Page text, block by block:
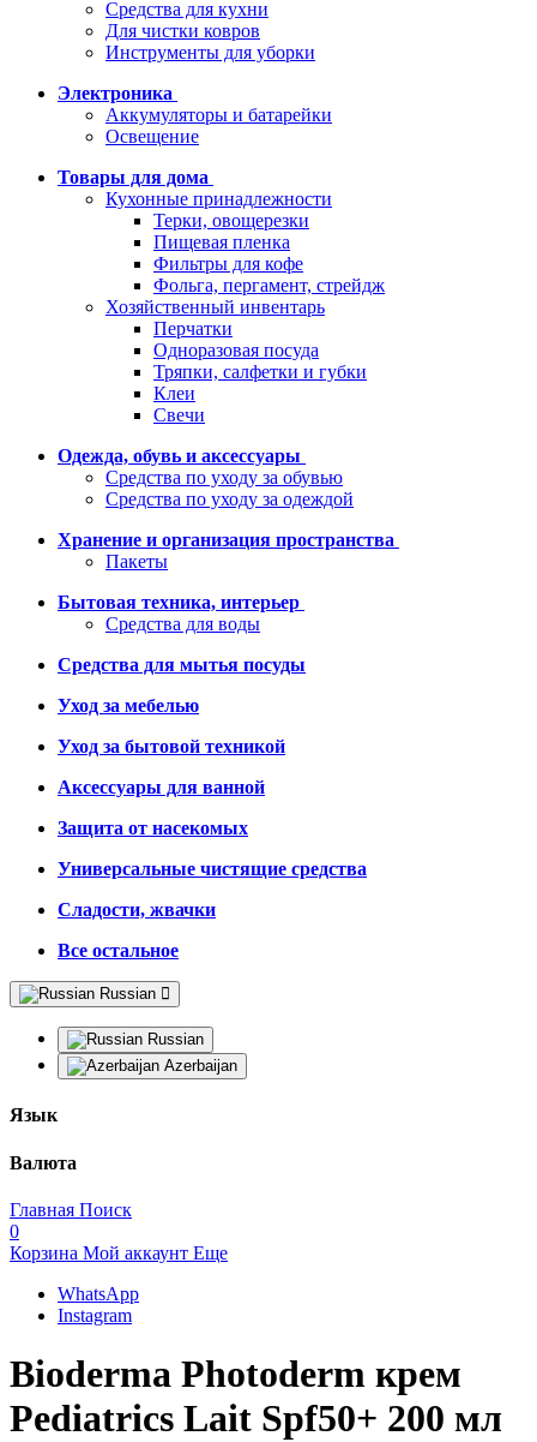
Средства для кухни
Для чистки ковров
Инструменты для уборки
Электроника
Аккумуляторы и батарейки
Освещение
Товары для дома
Кухонные принадлежности
Терки, овощерезки
Пищевая пленка
Фильтры для кофе
Фольга, пергамент, стрейдж
Хозяйственный инвентарь
Перчатки
Одноразовая посуда
Тряпки, салфетки и губки
Клеи
Свечи
Одежда, обувь и аксессуары
Средства по уходу за обувью
Средства по уходу за одеждой
Хранение и организация пространства
Пакеты
Бытовая техника, интерьер
Средства для воды
Средства для мытья посуды
Уход за мебелью
Уход за бытовой техникой
Аксессуары для ванной
Защита от насекомых
Универсальные чистящие средства
Сладости, жвачки
Все остальное
Russian
Russian
Azerbaijan
Язык
Валюта
Главная Поиск
0
Корзина Мой аккаунт Еще
WhatsApp
Instagram
Bioderma Photoderm крем
Pediatrics Lait Spf50+ 200 мл